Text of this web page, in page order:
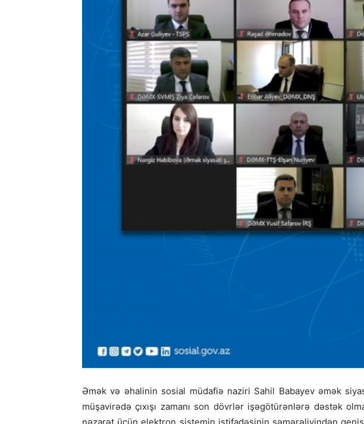
Əmək və əhalinin sosial müdafiə naziri Sahil Babayev əmək
müşavirədə çıxışı zamanı son dövrlər işəgötürənlərə dəstək